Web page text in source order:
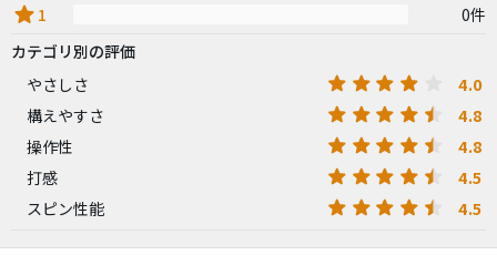
star 1
0件
カテゴリ別の評価
やさしさ
4.0
構えやすさ 4.8
操作性 4.8
打感 4.5
スピン性能 4.5